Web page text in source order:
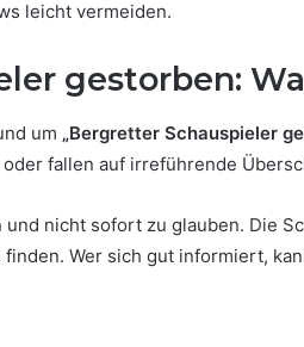
leicht vermeiden.
gestorben:
um „Bergretter Schauspieler
fallen auf irreführende
nicht sofort zu glauben. Die
Wer sich gut informiert,